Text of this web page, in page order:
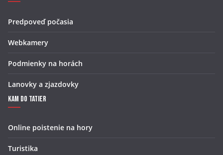
Predpoveď počasia
Webkamery
Podmienky na horách
Lanovky a zjazdovky
Kam do Tatier
Online poistenie na hory
Turistika